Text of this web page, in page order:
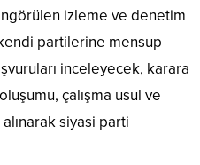
izleme ve denetim
partilerine mensup
inceleyecek, karara
çalışma usul ve
siyasi parti